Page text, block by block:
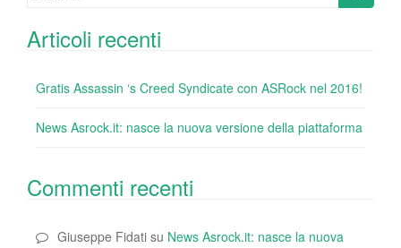
Articoli recenti
Gratis Assassin ‘s Creed Syndicate con ASRock nel 2016!
News Asrock.it: nasce la nuova versione della piattaforma
Commenti recenti
Giuseppe Fidati su News Asrock.it: nasce la nuova